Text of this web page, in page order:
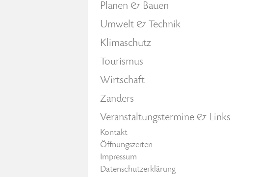
Planen & Bauen
Umwelt & Technik
Klimaschutz
Tourismus
Wirtschaft
Zanders
Veranstaltungstermine & Links
Kontakt
Öffnungszeiten
Impressum
Datenschutzerklärung